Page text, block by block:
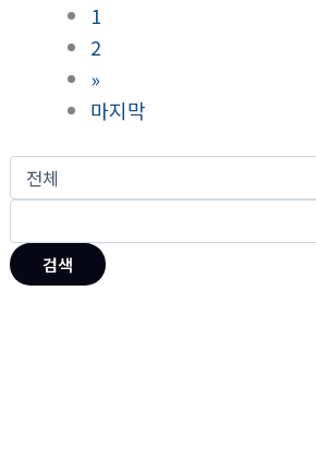
1
2
»
마지막
검색